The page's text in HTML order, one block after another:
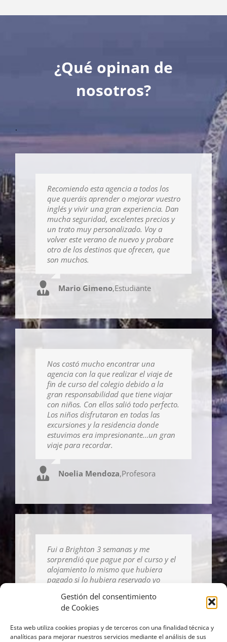
Gestión del consentimiento
de Cookies
Esta web utiliza cookies propias y de terceros con una finalidad técnica y
analíticas para mejorar nuestros servicios mediante el análisis de sus
¿Qué opinan de
nosotros?
.
Recomiendo esta agencia a todos los
que queráis aprender o mejorar vuestro
inglés y vivir una gran experiencia. Dan
mucha seguridad, excelentes precios y
un trato muy personalizado. Voy a
volver este verano de nuevo y probare
otro de los destinos que ofrecen, que
son muchos.
Mario Gimeno,Estudiante
Nos costó mucho encontrar una
agencia con la que realizar el viaje de
fin de curso del colegio debido a la
gran responsabilidad que tiene viajar
con niños. Con ellos salió todo perfecto.
Los niños disfrutaron en todas las
excursiones y la residencia donde
estuvimos era impresionante…un gran
viaje para recordar.
Noelia Mendoza,Profesora
Fui a Brighton 3 semanas y me
sorprendió que pague por el curso y el
alojamiento lo mismo que hubiera
pagado si lo hubiera reservado yo
otras agencias no es así, te cobran
bastante más. ¡Un 10!
Marian Rodríguez,Estudiante